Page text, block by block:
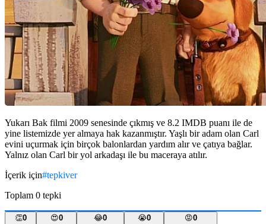
Yukarı Bak filmi 2009 senesinde çıkmış ve 8.2 IMDB puanı ile de
yine listemizde yer almaya hak kazanmıştır. Yaşlı bir adam olan Carl
evini uçurmak için birçok balonlardan yardım alır ve çatıya bağlar.
Yalnız olan Carl bir yol arkadaşı ile bu maceraya atılır.
İçerik için#tepkiver
Toplam 0 tepki
👏0
😍0
😂0
😭0
😡0